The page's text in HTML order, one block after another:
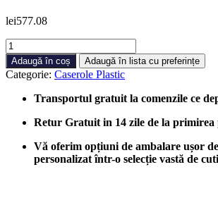
lei577.08
Cantitate
Folie
Termosudabila
190x250
Adaugă în coș Adaugă în lista cu preferințe
Categorie: Caserole Plastic
Transportul gratuit la comenzile ce
Retur Gratuit in 14 zile de la primirea
Vă oferim opțiuni de ambalare ușor
personalizat într-o selecție vastă de